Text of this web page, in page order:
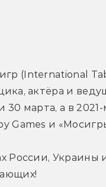
(International
актёра и
30 марта, а в 2021-
Games и
России, Украины